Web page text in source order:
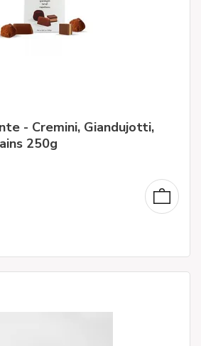
- Cremini, Giandujotti,
250g